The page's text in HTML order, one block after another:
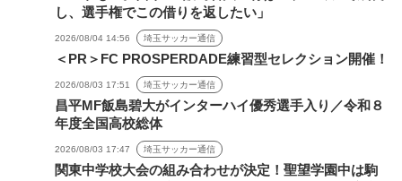
し、選手権でこの借りを返したい」
2026/08/04 14:56 埼玉サッカー通信
＜PR＞FC PROSPERDADE練習型セレクション開催！
2026/08/03 17:51 埼玉サッカー通信
昌平MF飯島碧大がインターハイ優秀選手入り／令和８
年度全国高校総体
2026/08/03 17:47 埼玉サッカー通信
関東中学校大会の組み合わせが決定！聖望学園中は駒